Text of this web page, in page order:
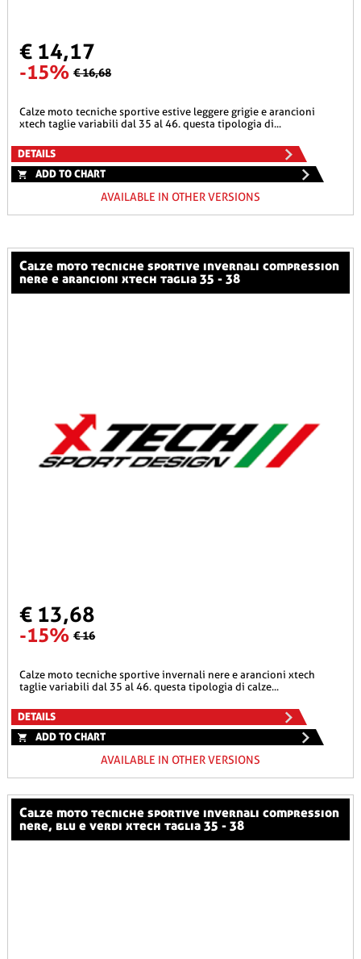
€ 14,17
-15% € 16,68
calze moto tecniche sportive estive leggere grigie e arancioni
xtech taglie variabili dal 35 al 46. questa tipologia di...
DETAILS
ADD TO CHART
AVAILABLE IN OTHER VERSIONS
calze moto tecniche sportive invernali compression
nere e arancioni xtech taglia 35 - 38
€ 13,68
-15% € 16
calze moto tecniche sportive invernali nere e arancioni xtech
taglie variabili dal 35 al 46. questa tipologia di calze...
DETAILS
ADD TO CHART
AVAILABLE IN OTHER VERSIONS
calze moto tecniche sportive invernali compression
nere, blu e verdi xtech taglia 35 - 38